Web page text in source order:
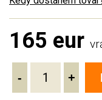
165 eur
- +